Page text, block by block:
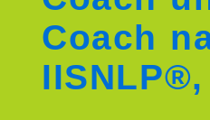
Coach
IISNLP®,